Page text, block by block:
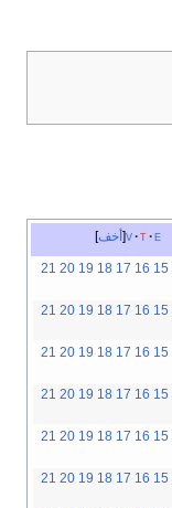
أخف v t e
15
16
17
18
19
20
21
15
16
17
18
19
20
21
15
16
17
18
19
20
21
15
16
17
18
19
20
21
15
16
17
18
19
20
21
15
16
17
18
19
20
21